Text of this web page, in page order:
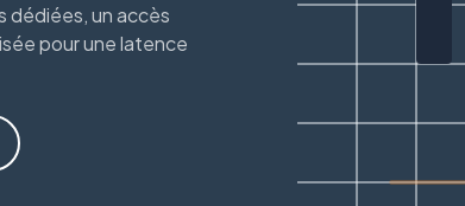
dédiées, un accès
pour une latence